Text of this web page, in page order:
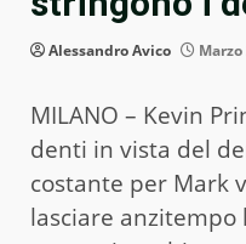
Alessandro Avico Marzo
MILANO – Kevin
denti in vista del
costante per Mark
lasciare anzitempo